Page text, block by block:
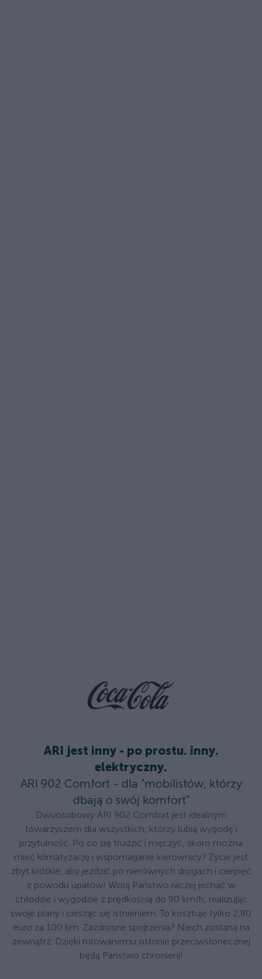
ARI jest inny - po prostu. inny.
elektryczny.
ARI 902 Comfort - dla "mobilistów, którzy
dbają o swój komfort"
Dwuosobowy ARI 902 Comfort jest idealnym
towarzyszem dla wszystkich, którzy lubią wygodę i
przytulność. Po co się trudzić i męczyć, skoro można
mieć klimatyzację i wspomaganie kierownicy? Życie jest
zbyt krótkie, aby jeździć po nierównych drogach i cierpieć
z powodu upałów! Wolą Państwo raczej jechać w
chłodzie i wygodzie z prędkością do 90 km/h, realizując
swoje plany i ciesząc się istnieniem. To kosztuje tylko 2,80
euro za 100 km. Zazdrosne spojrzenia? Niech zostaną na
zewnątrz. Dzięki rolowanemu osłonie przeciwsłonecznej
będą Państwo chronieni!